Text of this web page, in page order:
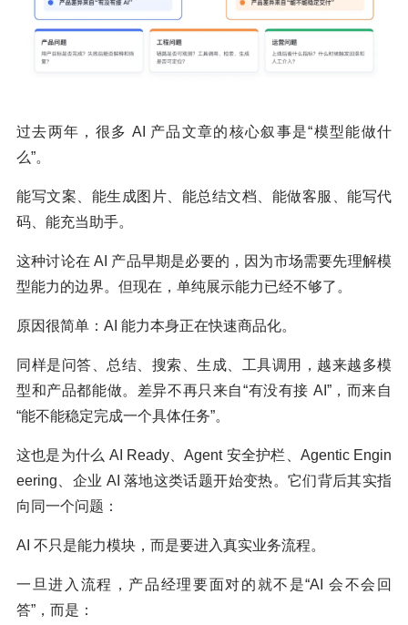
过去两年，很多 AI 产品文章的核心叙事是“模型能做什
么”。
能写文案、能生成图片、能总结文档、能做客服、能写代
码、能充当助手。
这种讨论在 AI 产品早期是必要的，因为市场需要先理解模
型能力的边界。但现在，单纯展示能力已经不够了。
原因很简单：AI 能力本身正在快速商品化。
同样是问答、总结、搜索、生成、工具调用，越来越多模
型和产品都能做。差异不再只来自“有没有接 AI”，而来自
“能不能稳定完成一个具体任务”。
这也是为什么 AI Ready、Agent 安全护栏、Agentic Engin
eering、企业 AI 落地这类话题开始变热。它们背后其实指
向同一个问题：
AI 不只是能力模块，而是要进入真实业务流程。
一旦进入流程，产品经理要面对的就不是“AI 会不会回
答”，而是：